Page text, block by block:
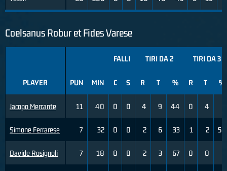
Coelsanus Robur et Fides Varese
PLAYER
Jacopo Mercante
Simone Ferrarese
Davide Rosignoli
FALLI TIRI DA 2 TIRI DA 3
PUN MIN C S R T % R T %
11 40 0 0 4 9 44 0 4
7 32 0 0 2 6 33 1 2 50
7 18 0 0 2 3 67 0 0